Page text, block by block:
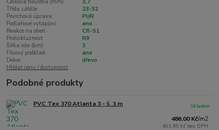
Celková tloušťka (mm):
3,7
Třída zátěže:
23-32
Povrchová úprava:
PUR
Podlahové vytápění:
ano
Reakce na oheň:
Cfl-S1
Protiskluznost:
R9
Šířka role (bm):
3
Filcový podklad:
ano
Dekor:
dřevo
Hlídat cenu / dostupnost
Podobné produkty
PVC Tex 370 Atlanta 3 - š. 3 m
486,00 Kč/m2
401,65 Kč bez DPH
Skladem